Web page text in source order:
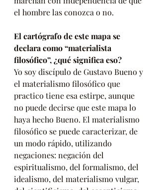
el hombre las conozca o no.
El cartógrafo de este mapa se
declara como “materialista
filosófico”, ¿qué significa eso?
Yo soy discípulo de Gustavo Bueno y
el materialismo filosófico que
practico tiene esa estirpe, aunque
no puede decirse que este mapa lo
haya hecho Bueno. El materialismo
filosófico se puede caracterizar, de
un modo rápido, utilizando
negaciones: negación del
espiritualismo, del formalismo, del
idealismo, del materialismo vulgar,